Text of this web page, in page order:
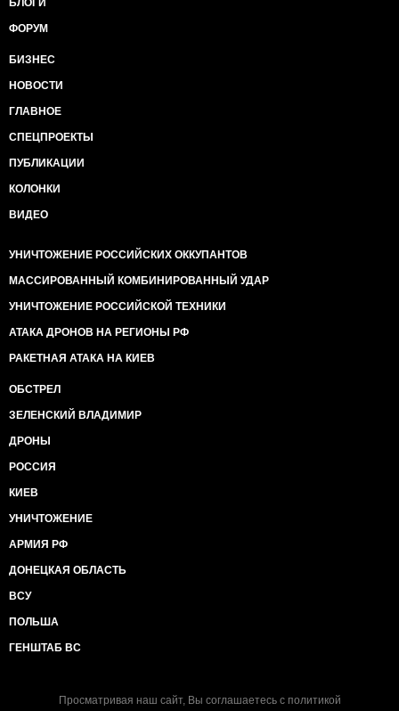
БЛОГИ
ФОРУМ
БИЗНЕС
НОВОСТИ
ГЛАВНОЕ
СПЕЦПРОЕКТЫ
ПУБЛИКАЦИИ
КОЛОНКИ
ВИДЕО
УНИЧТОЖЕНИЕ РОССИЙСКИХ ОККУПАНТОВ
МАССИРОВАННЫЙ КОМБИНИРОВАННЫЙ УДАР
УНИЧТОЖЕНИЕ РОССИЙСКОЙ ТЕХНИКИ
АТАКА ДРОНОВ НА РЕГИОНЫ РФ
РАКЕТНАЯ АТАКА НА КИЕВ
ОБСТРЕЛ
ЗЕЛЕНСКИЙ ВЛАДИМИР
ДРОНЫ
РОССИЯ
КИЕВ
УНИЧТОЖЕНИЕ
АРМИЯ РФ
ДОНЕЦКАЯ ОБЛАСТЬ
ВСУ
ПОЛЬША
ГЕНШТАБ ВС
Просматривая наш сайт, Вы соглашаетесь с политикой